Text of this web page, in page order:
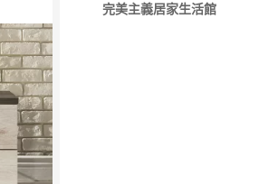
完美主義居家生活館